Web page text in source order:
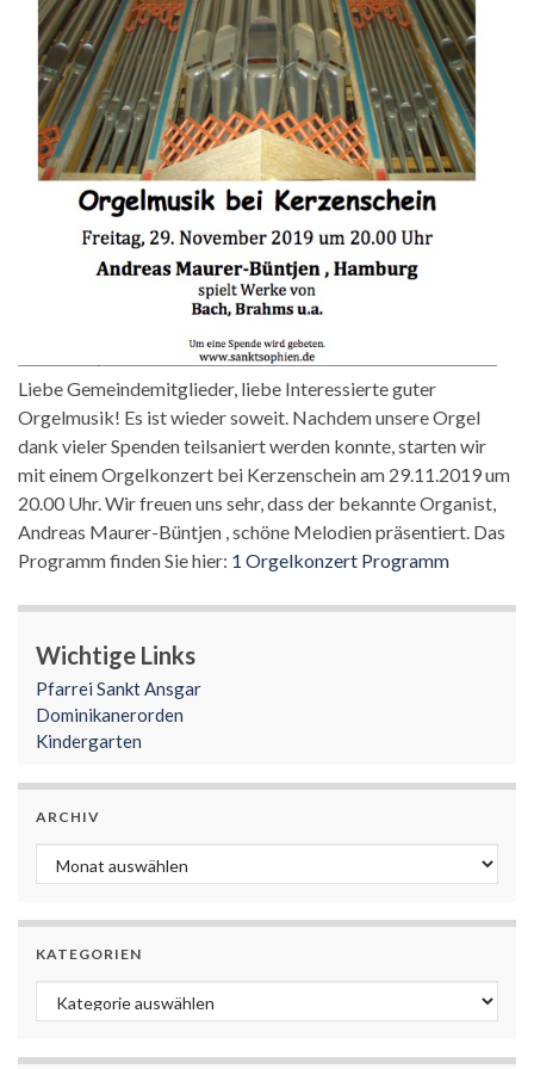
Liebe Gemeindemitglieder, liebe Interessierte guter
Orgelmusik! Es ist wieder soweit. Nachdem unsere Orgel
dank vieler Spenden teilsaniert werden konnte, starten wir
mit einem Orgelkonzert bei Kerzenschein am 29.11.2019 um
20.00 Uhr. Wir freuen uns sehr, dass der bekannte Organist,
Andreas Maurer-Büntjen , schöne Melodien präsentiert. Das
Programm finden Sie hier: 1 Orgelkonzert Programm
Wichtige Links
Pfarrei Sankt Ansgar
Dominikanerorden
Kindergarten
ARCHIV
Archiv
KATEGORIEN
Kategorien